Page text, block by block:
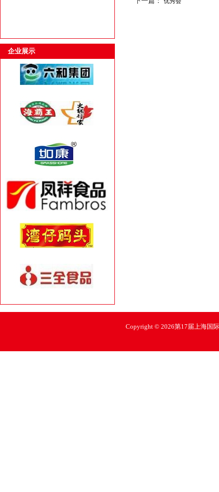
企业展示
Copyright © 2026第17届上海国